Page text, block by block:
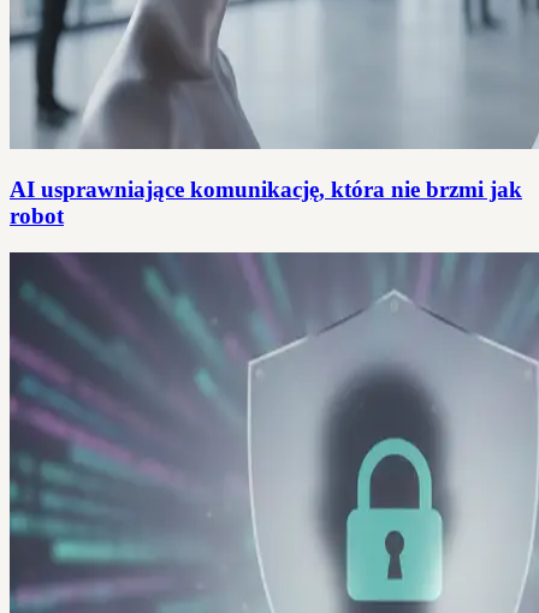
AI usprawniające komunikację, która nie brzmi jak
robot